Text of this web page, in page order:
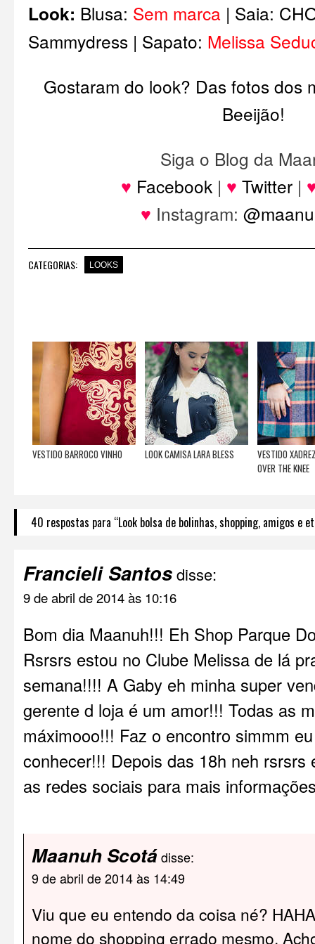
Look: Blusa: Sem marca | Saia:
Sammydress | Sapato: Melissa
Gostaram do look? Das fotos dos
Beeijão!
Siga o Blog da
♥ Facebook| ♥ Twitter|
♥ Instagram:
CATEGORIAS: LOOKS
VESTIDO BARROCO VINHO LOOK CAMISA LARA BLESS
VESTIDO
OVER THE KNEE
40 respostas para “Look bolsa de bolinhas, shopping, amigos e
Francieli Santosdisse:
9 de abril de 2014 às 10:16
Bom dia Maanuh!!! Eh Shop Parque
Rsrsrs estou no Clube Melissa de lá
semana!!!! A Gaby eh minha super
gerente d loja é um amor!!! Todas as
máximooo!!! Faz o encontro simmm
conhecer!!! Depois das 18h neh rsrsrs
as redes sociais para mais
Maanuh Scotádisse:
9 de abril de 2014 às 14:49
Viu que eu entendo da coisa né?
nome do shopping errado mesmo.